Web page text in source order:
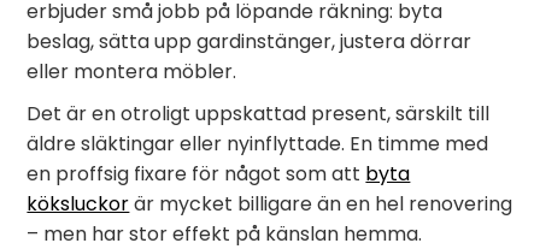
erbjuder små jobb på löpande räkning: byta
beslag, sätta upp gardinstänger, justera dörrar
eller montera möbler.
Det är en otroligt uppskattad present, särskilt till
äldre släktingar eller nyinflyttade. En timme med
en proffsig fixare för något som att byta
köksluckorär mycket billigare än en hel renovering
– men har stor effekt på känslan hemma.